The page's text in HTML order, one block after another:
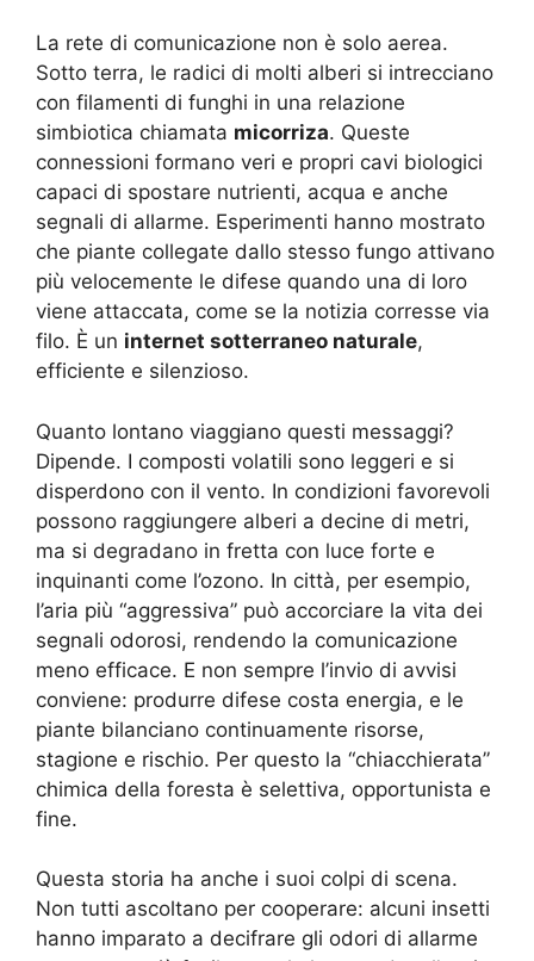
La rete di comunicazione non è solo aerea.
Sotto terra, le radici di molti alberi si intrecciano
con filamenti di funghi in una relazione
simbiotica chiamata micorriza. Queste
connessioni formano veri e propri cavi biologici
capaci di spostare nutrienti, acqua e anche
segnali di allarme. Esperimenti hanno mostrato
che piante collegate dallo stesso fungo attivano
più velocemente le difese quando una di loro
viene attaccata, come se la notizia corresse via
filo. È un internet sotterraneo naturale,
efficiente e silenzioso.
Quanto lontano viaggiano questi messaggi?
Dipende. I composti volatili sono leggeri e si
disperdono con il vento. In condizioni favorevoli
possono raggiungere alberi a decine di metri,
ma si degradano in fretta con luce forte e
inquinanti come l’ozono. In città, per esempio,
l’aria più “aggressiva” può accorciare la vita dei
segnali odorosi, rendendo la comunicazione
meno efficace. E non sempre l’invio di avvisi
conviene: produrre difese costa energia, e le
piante bilanciano continuamente risorse,
stagione e rischio. Per questo la “chiacchierata”
chimica della foresta è selettiva, opportunista e
fine.
Questa storia ha anche i suoi colpi di scena.
Non tutti ascoltano per cooperare: alcuni insetti
hanno imparato a decifrare gli odori di allarme